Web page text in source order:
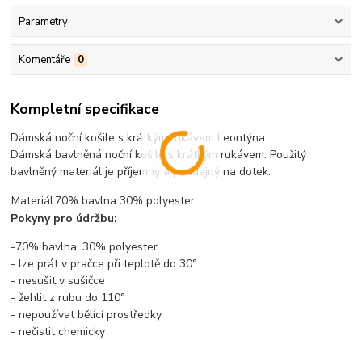
Parametry
Komentáře 0
Kompletní specifikace
Dámská noční košile s krátkým rukávem Leontýna.
Dámská bavlněná noční košile s krátkým rukávem. Použitý
bavlněný materiál je příjemný a poddajný na dotek.
Materiál70% bavlna 30% polyester
Pokyny pro údržbu:
-70% bavlna, 30% polyester
- lze prát v pračce při teplotě do 30°
- nesušit v sušičce
- žehlit z rubu do 110°
- nepoužívat bělící prostředky
- nečistit chemicky